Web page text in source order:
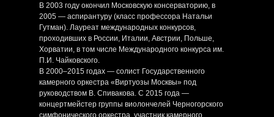
В 2003 году окончил Московскую консерваторию, в
2005 — аспирантуру (класс профессора Натальи
Гутман). Лауреат международных конкурсов,
проходивших в России, Италии, Австрии, Польше,
Хорватии, в том числе Международного конкурса им.
П.И. Чайковского.
В 2000–2015 годах — солист Государственного
камерного оркестра «Виртуозы Москвы» под
руководством В. Спивакова. С 2015 года —
концертмейстер группы виолончелей Черногорского